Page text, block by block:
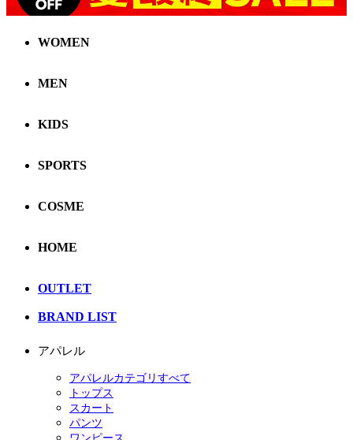
WOMEN
MEN
KIDS
SPORTS
COSME
HOME
OUTLET
BRAND LIST
アパレル
アパレルカテゴリすべて
トップス
スカート
パンツ